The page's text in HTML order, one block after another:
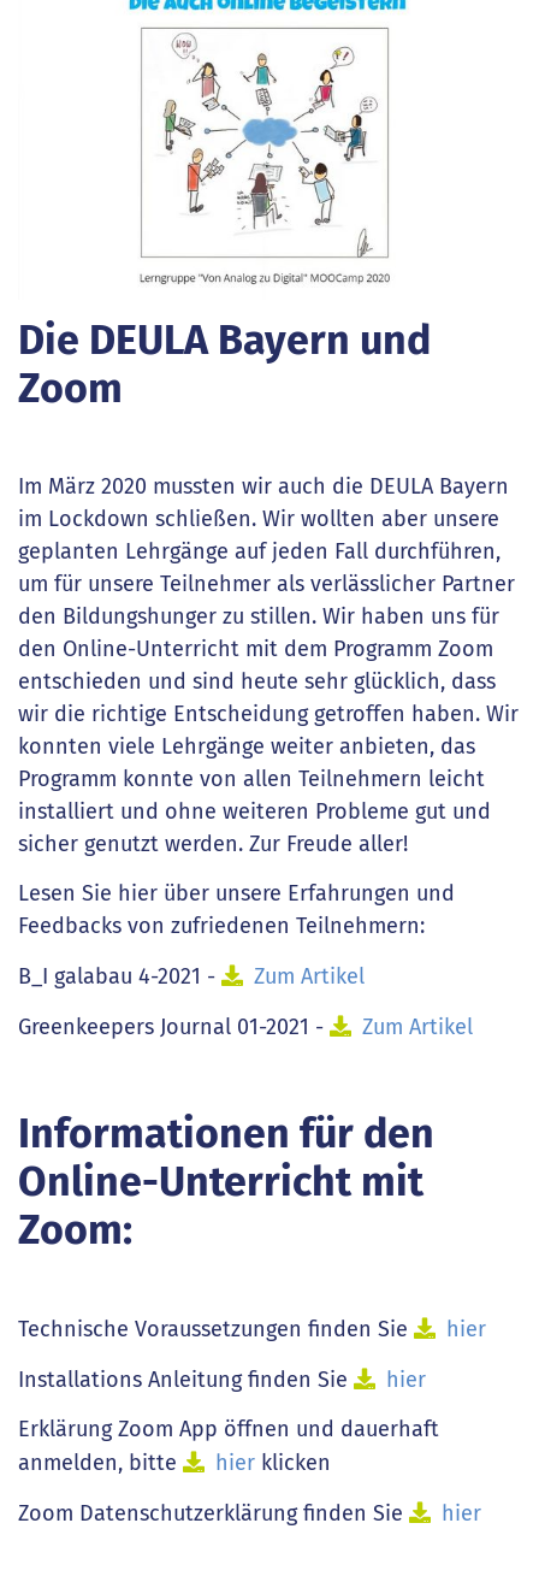
Die DEULA Bayern und
Zoom
Im März 2020 mussten wir auch die DEULA Bayern
im Lockdown schließen. Wir wollten aber unsere
geplanten Lehrgänge auf jeden Fall durchführen,
um für unsere Teilnehmer als verlässlicher Partner
den Bildungshunger zu stillen. Wir haben uns für
den Online-Unterricht mit dem Programm Zoom
entschieden und sind heute sehr glücklich, dass
wir die richtige Entscheidung getroffen haben. Wir
konnten viele Lehrgänge weiter anbieten, das
Programm konnte von allen Teilnehmern leicht
installiert und ohne weiteren Probleme gut und
sicher genutzt werden. Zur Freude aller!
Lesen Sie hier über unsere Erfahrungen und
Feedbacks von zufriedenen Teilnehmern:
B_I galabau 4-2021 -
Zum Artikel
Greenkeepers Journal 01-2021 -
Zum Artikel
Informationen für den
Online-Unterricht mit
Zoom:
Technische Voraussetzungen finden Sie
hier
Installations Anleitung finden Sie
hier
Erklärung Zoom App öffnen und dauerhaft
anmelden, bitte
hier klicken
Zoom Datenschutzerklärung finden Sie
hier